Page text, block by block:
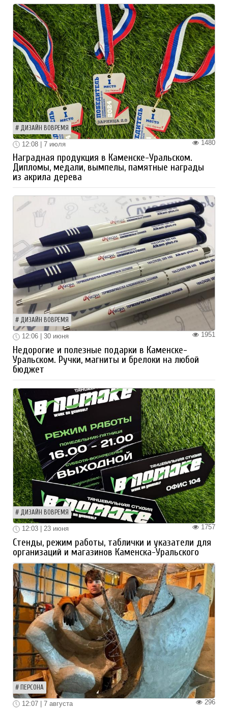
ДИЗАЙН ВОВРЕМЯ
1480
12:08 | 7 июля
Наградная продукция в Каменске-Уральском.
Дипломы, медали, вымпелы, памятные награды
из акрила дерева
ДИЗАЙН ВОВРЕМЯ
1951
12:06 | 30 июня
Недорогие и полезные подарки в Каменске-
Уральском. Ручки, магниты и брелоки на любой
бюджет
ДИЗАЙН ВОВРЕМЯ
1757
12:03 | 23 июня
Стенды, режим работы, таблички и указатели для
организаций и магазинов Каменска-Уральского
ПЕРСОНА
296
12:07 | 7 августа